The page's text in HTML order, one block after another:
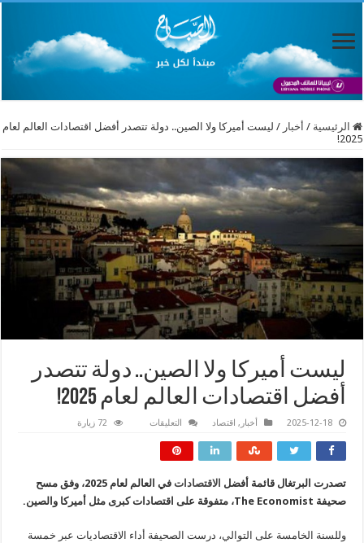
الرئيسية / أخبار / ليست أميركا ولا الصين.. دولة تتصدر أفضل اقتصادات العالم لعام
2025!
ليست أميركا ولا الصين.. دولة تتصدر
أفضل اقتصادات العالم لعام 2025!
2025-12-18 أخبار , اقتصاد التعليقات
تتصدر
أفضل
اقتصادات
لعام
72 زيارة
تصدرت البرتغال قائمة أفضل الاقتصادات
في العالم لعام 2025، وفق مسح
صحيفة The Economist، متفوقة على اقتصادات كبرى مثل أميركا والصين.
وللسنة الخامسة على التوالي، درست الصحيفة أداء الاقتصاديات عبر خمسة